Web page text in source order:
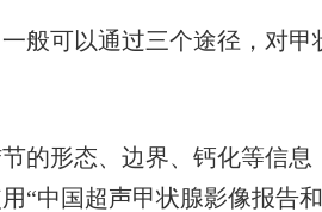
可以通过三个途径，对甲
形态、边界、钙化等信息
“中国超声甲状腺影像报告